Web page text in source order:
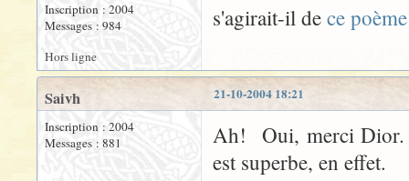
Inscription : 2004
Messages : 984
s'agirait-il de ce poème
Hors ligne
21-10-2004 18:21
Saivh
Inscription : 2004
Messages : 881
Ah! Oui, merci Dior.
est superbe, en effet.